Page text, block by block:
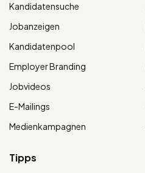
Kandidatensuche
Jobanzeigen
Kandidatenpool
Employer Branding
Jobvideos
E-Mailings
Medienkampagnen
Tipps